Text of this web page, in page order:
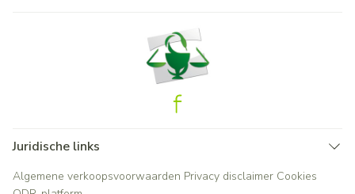
Juridische links
Algemene verkoopsvoorwaarden Privacy disclaimer Cookies